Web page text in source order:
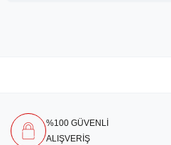
%100 GÜVENLİ
ALIŞVERİŞ